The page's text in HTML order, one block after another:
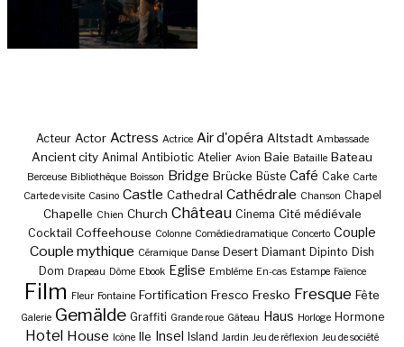
Acteur Actor Actress Actrice Air d'opéra Altstadt Ambassade
Ancient city Animal Antibiotic Atelier Avion Baie Bataille Bateau
Berceuse Bibliothèque Boisson Bridge Brücke Büste Café Cake Carte
Carte de visite Casino Castle Cathedral Cathédrale Chanson Chapel
Chapelle Chien Church Château Cinema Cité médiévale
Cocktail Coffeehouse Colonne Comédie dramatique Concerto Couple
Couple mythique Céramique Danse Desert Diamant Dipinto Dish
Dom Drapeau Dôme Ebook Eglise Emblème En-cas Estampe Faïence
Film Fleur Fontaine Fortification Fresco Fresko Fresque Fête
Galerie Gemälde Graffiti Grande roue Gâteau Haus Horloge Hormone
Hotel House Icône Ile Insel Island Jardin Jeu de réflexion Jeu de société